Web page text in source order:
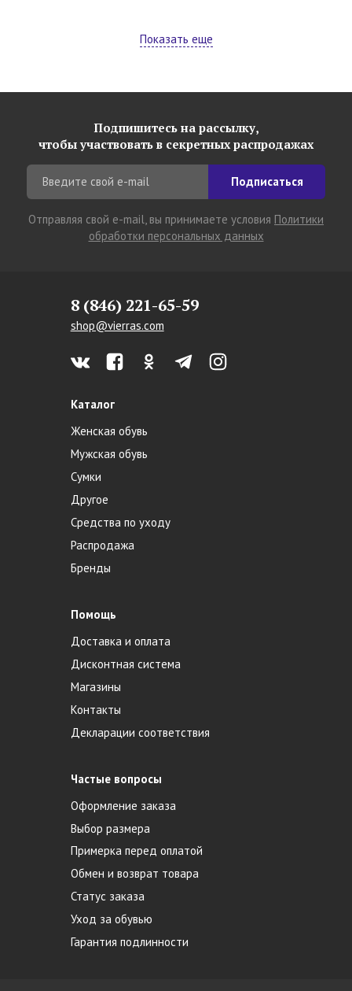
Показать еще
Подпишитесь на рассылку,
чтобы участвовать в секретных распродажах
Подписаться
Отправляя свой e-mail, вы принимаете условия Политики
обработки персональных данных
8 (846) 221-65-59
shop@vierras.com
Каталог
Женская обувь
Мужская обувь
Сумки
Другое
Средства по уходу
Распродажа
Бренды
Помощь
Доставка и оплата
Дисконтная система
Магазины
Контакты
Декларации соответствия
Частые вопросы
Оформление заказа
Выбор размера
Примерка перед оплатой
Обмен и возврат товара
Статус заказа
Уход за обувью
Гарантия подлинности